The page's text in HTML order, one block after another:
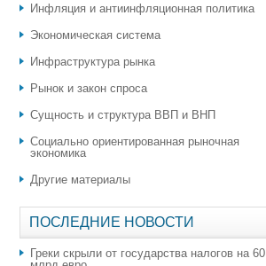
Инфляция и антиинфляционная политика
Экономическая система
Инфраструктура рынка
Рынок и закон спроса
Сущность и структура ВВП и ВНП
Социально ориентированная рыночная
экономика
Другие материалы
ПОСЛЕДНИЕ НОВОСТИ
Греки скрыли от государства налогов на 60